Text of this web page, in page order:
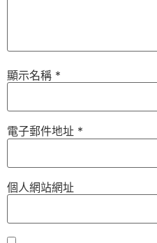
顯示名稱 *
電子郵件地址 *
個人網站網址